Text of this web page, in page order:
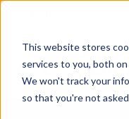
This website stores
services to you, both
We won't track your
so that you're not